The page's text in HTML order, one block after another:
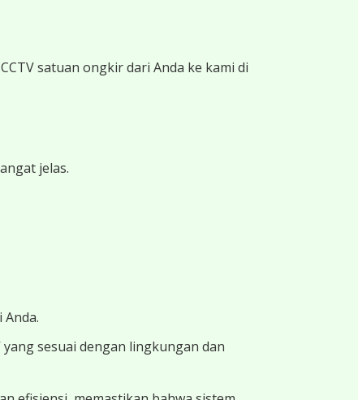
satuan ongkir dari Anda ke kami di
jelas.
sesuai dengan lingkungan dan